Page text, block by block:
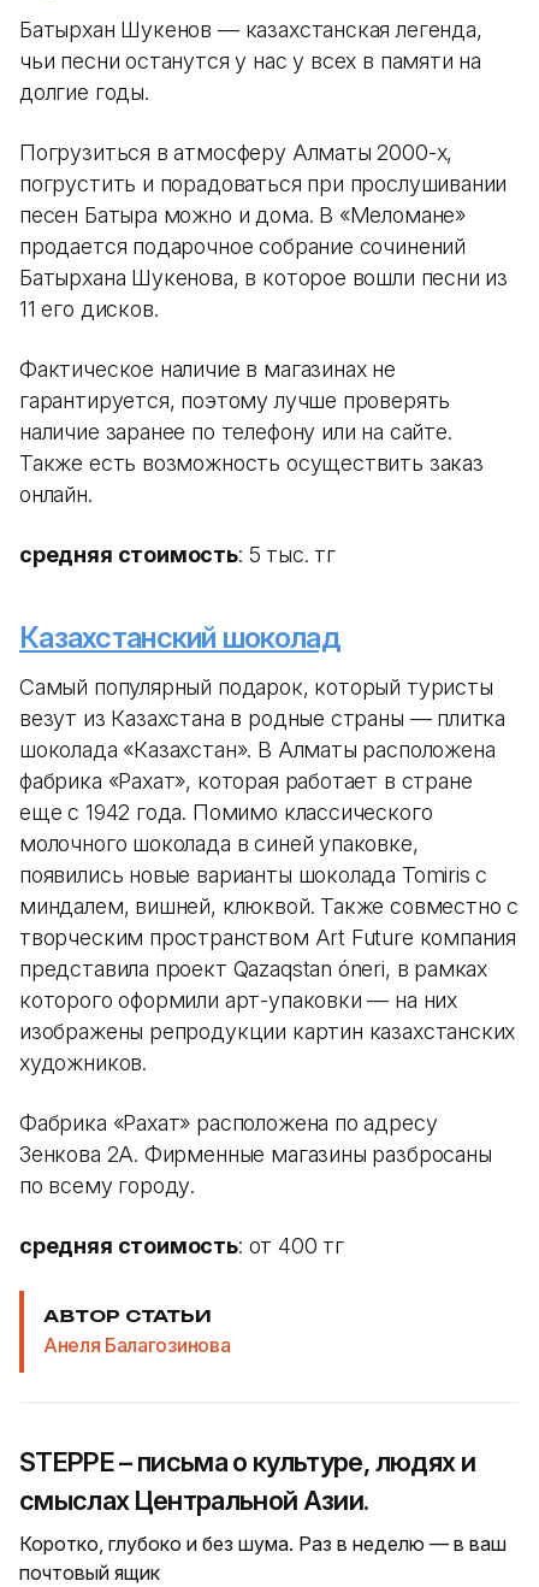
Батырхан Шукенов — казахстанская легенда,
чьи песни останутся у нас у всех в памяти на
долгие годы.
Погрузиться в атмосферу Алматы 2000-х,
погрустить и порадоваться при прослушивании
песен Батыра можно и дома. В «Меломане»
продается подарочное собрание сочинений
Батырхана Шукенова, в которое вошли песни из
11 его дисков.
Фактическое наличие в магазинах не
гарантируется, поэтому лучше проверять
наличие заранее по телефону или на сайте.
Также есть возможность осуществить заказ
онлайн.
средняя стоимость: 5 тыс. тг
Казахстанский шоколад
Самый популярный подарок, который туристы
везут из Казахстана в родные страны — плитка
шоколада «Казахстан». В Алматы расположена
фабрика «Рахат», которая работает в стране
еще с 1942 года. Помимо классического
молочного шоколада в синей упаковке,
появились новые варианты шоколада Tomiris с
миндалем, вишней, клюквой. Также совместно с
творческим пространством Art Future компания
представила проект Qazaqstan óneri, в рамках
которого оформили арт-упаковки — на них
изображены репродукции картин казахстанских
художников.
Фабрика «Рахат» расположена по адресу
Зенкова 2А. Фирменные магазины разбросаны
по всему городу.
средняя стоимость: от 400 тг
АВТОР СТАТЬИ
Анеля Балагозинова
STEPPE – письма о культуре, людях и
смыслах Центральной Азии.
Коротко, глубоко и без шума. Раз в неделю — в ваш
почтовый ящик